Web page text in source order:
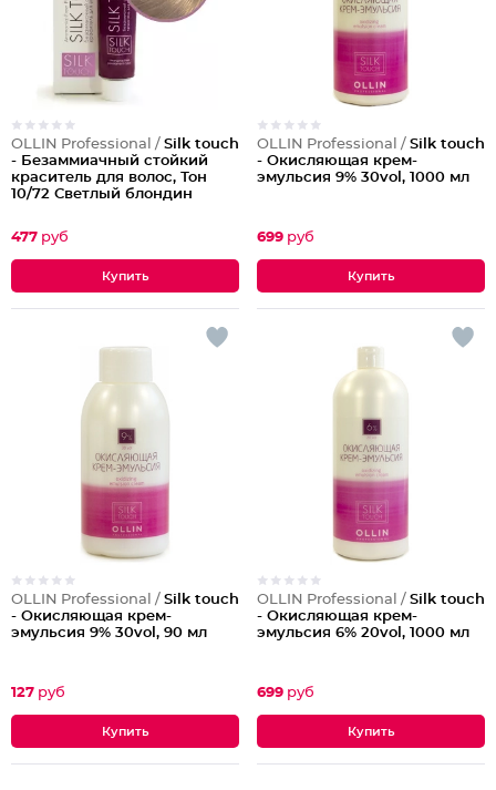
OLLIN Professional / Silk touch
- Безаммиачный стойкий
краситель для волос, Тон
10/72 Светлый блондин
477 руб
OLLIN Professional / Silk touch
- Окисляющая крем-
эмульсия 9% 30vol, 1000 мл
699 руб
OLLIN Professional / Silk touch
- Окисляющая крем-
эмульсия 9% 30vol, 90 мл
127 руб
OLLIN Professional / Silk touch
- Окисляющая крем-
эмульсия 6% 20vol, 1000 мл
699 руб